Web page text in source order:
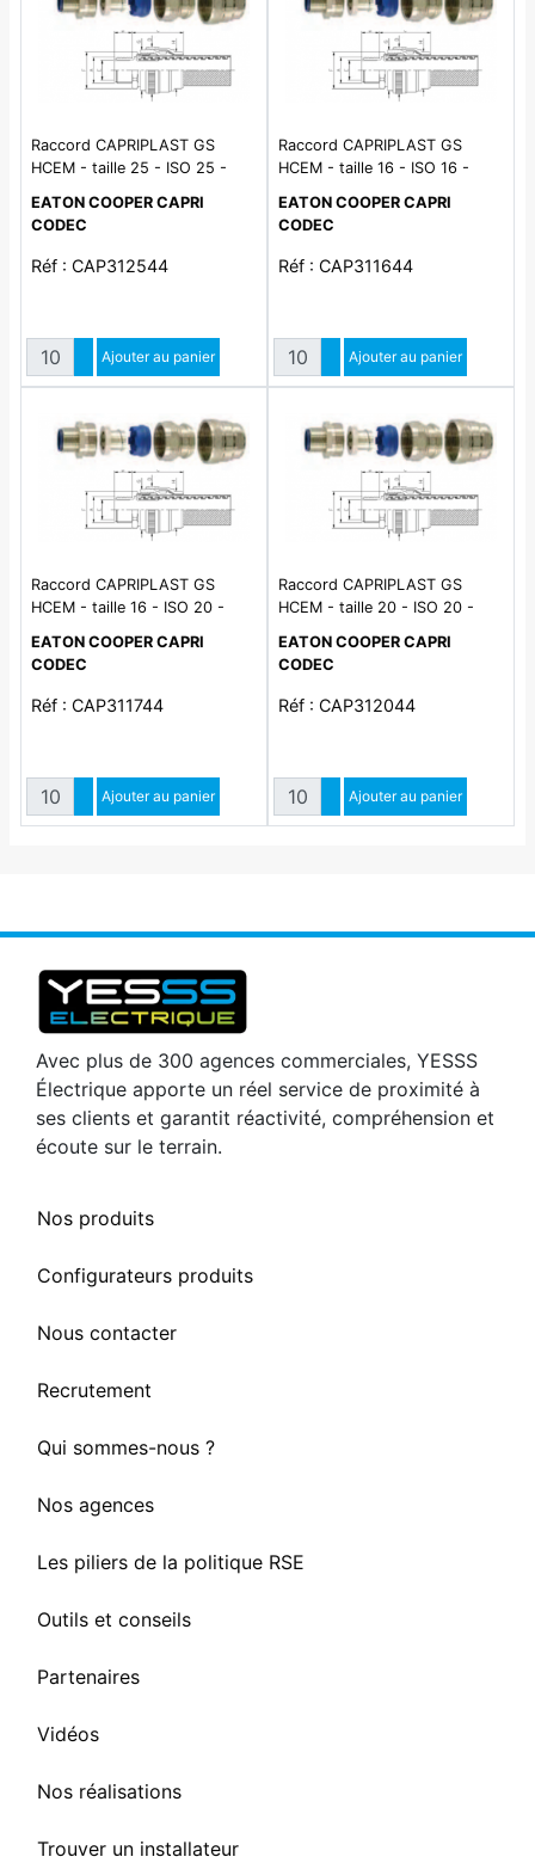
Raccord CAPRIPLAST GS
HCEM - taille 25 - ISO 25 -
EATON COOPER CAPRI
CODEC
Réf : CAP312544
QuantitéAugmenter quantité
Diminuer quantité
Ajouter au panier
Raccord CAPRIPLAST GS
HCEM - taille 16 - ISO 16 -
EATON COOPER CAPRI
CODEC
Réf : CAP311644
QuantitéAugmenter quantité
Diminuer quantité
Ajouter au panier
Raccord CAPRIPLAST GS
HCEM - taille 16 - ISO 20 -
EATON COOPER CAPRI
CODEC
Réf : CAP311744
QuantitéAugmenter quantité
Diminuer quantité
Ajouter au panier
Raccord CAPRIPLAST GS
HCEM - taille 20 - ISO 20 -
EATON COOPER CAPRI
CODEC
Réf : CAP312044
QuantitéAugmenter quantité
Diminuer quantité
Ajouter au panier
Avec plus de 300 agences commerciales, YESSS
Électrique apporte un réel service de proximité à
ses clients et garantit réactivité, compréhension et
écoute sur le terrain.
Nos produits
Configurateurs produits
Nous contacter
Recrutement
Qui sommes-nous ?
Nos agences
Les piliers de la politique RSE
Outils et conseils
Partenaires
Vidéos
Nos réalisations
Trouver un installateur